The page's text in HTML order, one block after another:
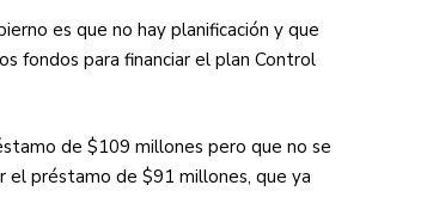
es que no hay planificación y que
fondos para financiar el plan Control
de $109 millones pero que no se
préstamo de $91 millones, que ya